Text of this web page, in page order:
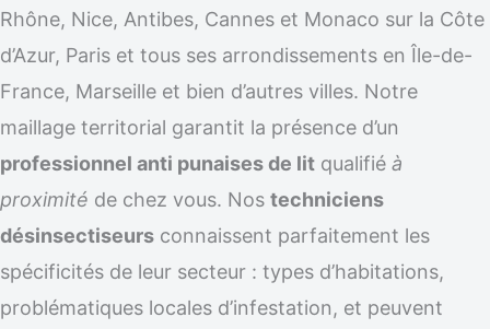
Rhône, Nice, Antibes, Cannes et Monaco sur la Côte
d’Azur, Paris et tous ses arrondissements en Île-de-
France, Marseille et bien d’autres villes. Notre
maillage territorial garantit la présence d’un
professionnel anti punaises de lit qualifié à
proximité de chez vous. Nos techniciens
désinsectiseurs connaissent parfaitement les
spécificités de leur secteur : types d’habitations,
problématiques locales d’infestation, et peuvent